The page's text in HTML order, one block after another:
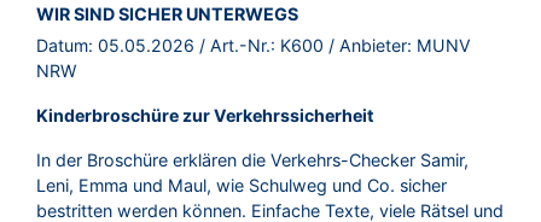
BROSCHÜRE:
WIR SIND SICHER UNTERWEGS
Datum: 05.05.2026 / Art.-Nr.: K600 / Anbieter: MUNV
NRW
Kinderbroschüre zur Verkehrssicherheit
In der Broschüre erklären die Verkehrs-Checker Samir,
Leni, Emma und Maul, wie Schulweg und Co. sicher
bestritten werden können. Einfache Texte, viele Rätsel und